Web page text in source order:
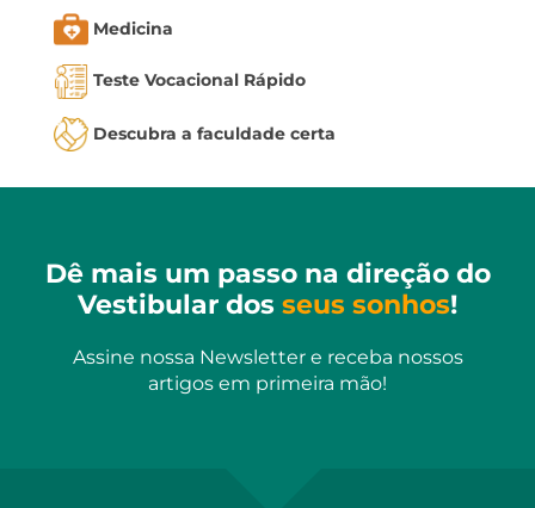
Medicina
Teste Vocacional Rápido
Descubra a faculdade certa
Dê mais um passo na direção do
Vestibular dos seus sonhos!
Assine nossa Newsletter e receba nossos
artigos em primeira mão!